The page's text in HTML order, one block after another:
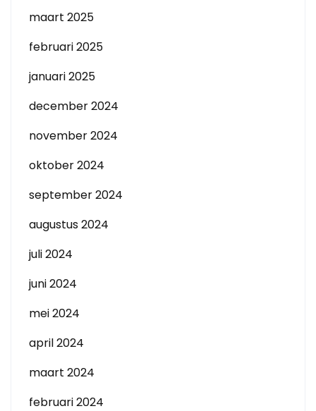
maart 2025
februari 2025
januari 2025
december 2024
november 2024
oktober 2024
september 2024
augustus 2024
juli 2024
juni 2024
mei 2024
april 2024
maart 2024
februari 2024